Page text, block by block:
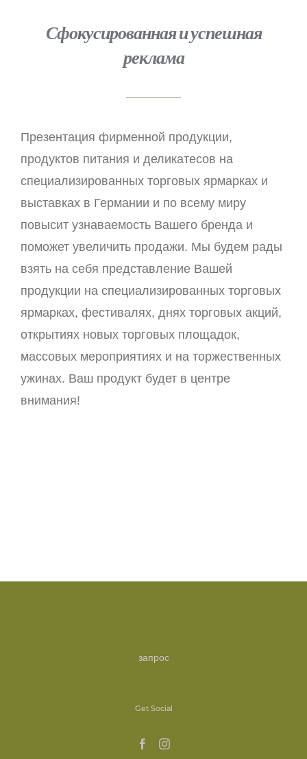
Сфокусированная и успешная
реклама
Презентация фирменной продукции,
продуктов питания и деликатесов на
специализированных торговых ярмарках и
выставках в Германии и по всему миру
повысит узнаваемость Вашего бренда и
поможет увеличить продажи. Мы будем рады
взять на себя представление Вашей
продукции на специализированных торговых
ярмарках, фестивалях, днях торговых акций,
открытиях новых торговых площадок,
массовых мероприятиях и на торжественных
ужинах. Ваш продукт будет в центре
внимания!
запрос
Get Social